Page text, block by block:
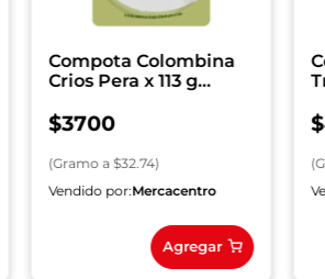
Compota Colombina
Crios Pera x 113 g
$3700
(Gramoa $32.74)
Vendido por:Mercacentro
Agregar
$
(